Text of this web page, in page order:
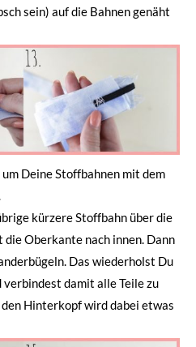
sein) auf die Bahnen genäht
Deine Stoffbahnen mit dem
kürzere Stoffbahn über die
Oberkante nach innen. Dann
Das wiederholst Du
verbindest damit alle Teile zu
Hinterkopf wird dabei etwas